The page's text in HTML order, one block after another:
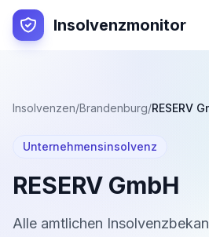
Insolvenzmonitor
Insolvenzen/Brandenburg/RESERV
Unternehmensinsolvenz
RESERV GmbH
Alle amtlichen